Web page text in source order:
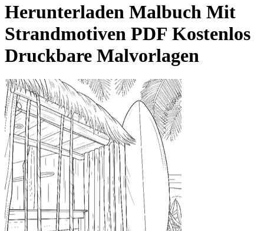
Herunterladen Malbuch Mit
Strandmotiven PDF Kostenlos
Druckbare Malvorlagen